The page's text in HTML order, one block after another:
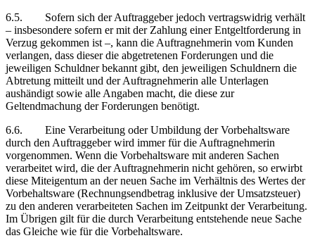
6.5. Sofern sich der Auftraggeber jedoch vertragswidrig verhält
– insbesondere sofern er mit der Zahlung einer Entgeltforderung in
Verzug gekommen ist –, kann die Auftragnehmerin vom Kunden
verlangen, dass dieser die abgetretenen Forderungen und die
jeweiligen Schuldner bekannt gibt, den jeweiligen Schuldnern die
Abtretung mitteilt und der Auftragnehmerin alle Unterlagen
aushändigt sowie alle Angaben macht, die diese zur
Geltendmachung der Forderungen benötigt.
6.6. Eine Verarbeitung oder Umbildung der Vorbehaltsware
durch den Auftraggeber wird immer für die Auftragnehmerin
vorgenommen. Wenn die Vorbehaltsware mit anderen Sachen
verarbeitet wird, die der Auftragnehmerin nicht gehören, so erwirbt
diese Miteigentum an der neuen Sache im Verhältnis des Wertes der
Vorbehaltsware (Rechnungsendbetrag inklusive der Umsatzsteuer)
zu den anderen verarbeiteten Sachen im Zeitpunkt der Verarbeitung.
Im Übrigen gilt für die durch Verarbeitung entstehende neue Sache
das Gleiche wie für die Vorbehaltsware.